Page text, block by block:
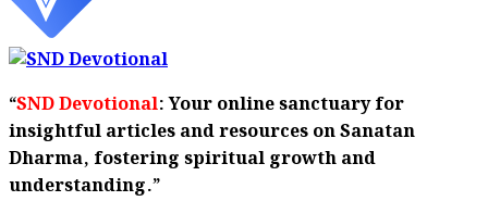
“SND Devotional: Your online sanctuary for
insightful articles and resources on Sanatan
Dharma, fostering spiritual growth and
understanding.”